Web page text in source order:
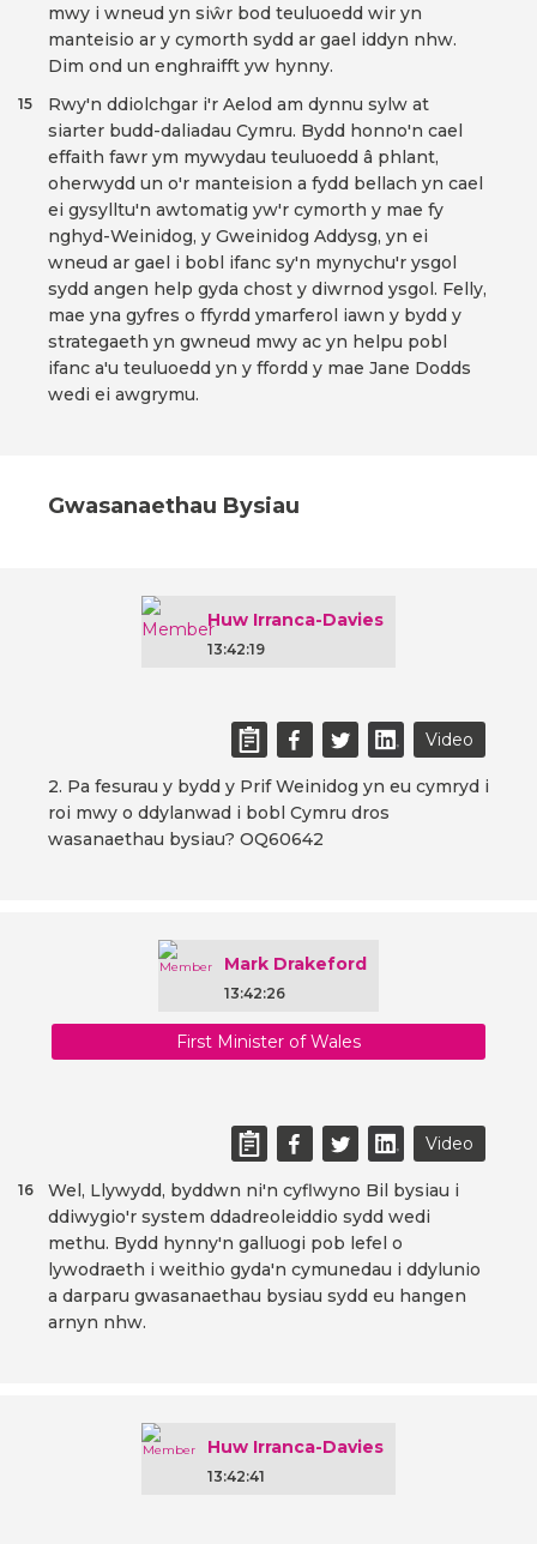
mwy i wneud yn siŵr bod teuluoedd wir yn
manteisio ar y cymorth sydd ar gael iddyn nhw.
Dim ond un enghraifft yw hynny.
Rwy'n ddiolchgar i'r Aelod am dynnu sylw at
siarter budd-daliadau Cymru. Bydd honno'n cael
effaith fawr ym mywydau teuluoedd â phlant,
oherwydd un o'r manteision a fydd bellach yn cael
ei gysylltu'n awtomatig yw'r cymorth y mae fy
nghyd-Weinidog, y Gweinidog Addysg, yn ei
wneud ar gael i bobl ifanc sy'n mynychu'r ysgol
sydd angen help gyda chost y diwrnod ysgol. Felly,
mae yna gyfres o ffyrdd ymarferol iawn y bydd y
strategaeth yn gwneud mwy ac yn helpu pobl
ifanc a'u teuluoedd yn y ffordd y mae Jane Dodds
wedi ei awgrymu.
15
Gwasanaethau Bysiau
Huw Irranca-Davies
13:42:19
Video
2. Pa fesurau y bydd y Prif Weinidog yn eu cymryd i
roi mwy o ddylanwad i bobl Cymru dros
wasanaethau bysiau? OQ60642
Mark Drakeford
13:42:26
First Minister of Wales
Video
Wel, Llywydd, byddwn ni'n cyflwyno Bil bysiau i
ddiwygio'r system ddadreoleiddio sydd wedi
methu. Bydd hynny'n galluogi pob lefel o
lywodraeth i weithio gyda'n cymunedau i ddylunio
a darparu gwasanaethau bysiau sydd eu hangen
arnyn nhw.
16
Huw Irranca-Davies
13:42:41